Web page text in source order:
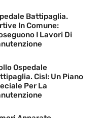
Battipaglia.
In Comune:
I Lavori Di
Ospedale
Cisl: Un Piano
Per La